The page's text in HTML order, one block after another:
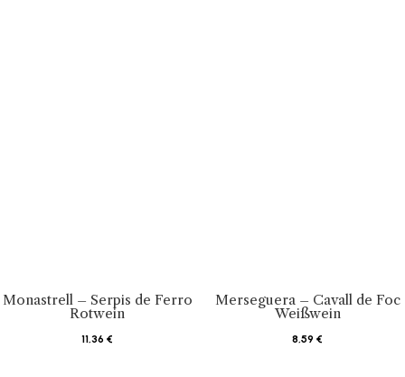
Monastrell – Serpis de Ferro
Rotwein
11,36€
Merseguera – Cavall de Foc
Weißwein
8,59€